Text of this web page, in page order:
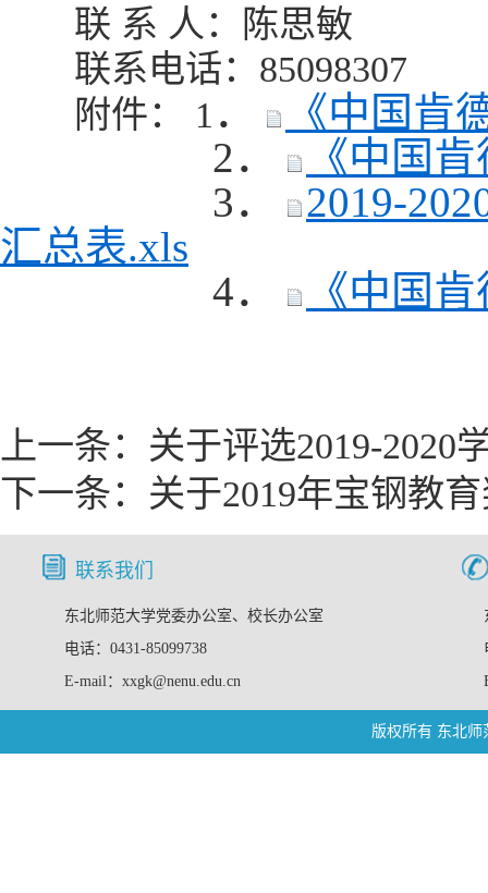
联 系 人：陈思敏
联系电话：85098307
附件： 1 ．
《中国肯
2．
《中国
3．
2019-
汇总表.xls
4．
《中国
上一条： 关于评选2019-2020
下一条： 关于2019年宝钢教
联系我们
东北师范大学党委办公室、校长办公室
电话：0431-85099738
E-mail：xxgk@nenu.edu.cn
版权所有 东北